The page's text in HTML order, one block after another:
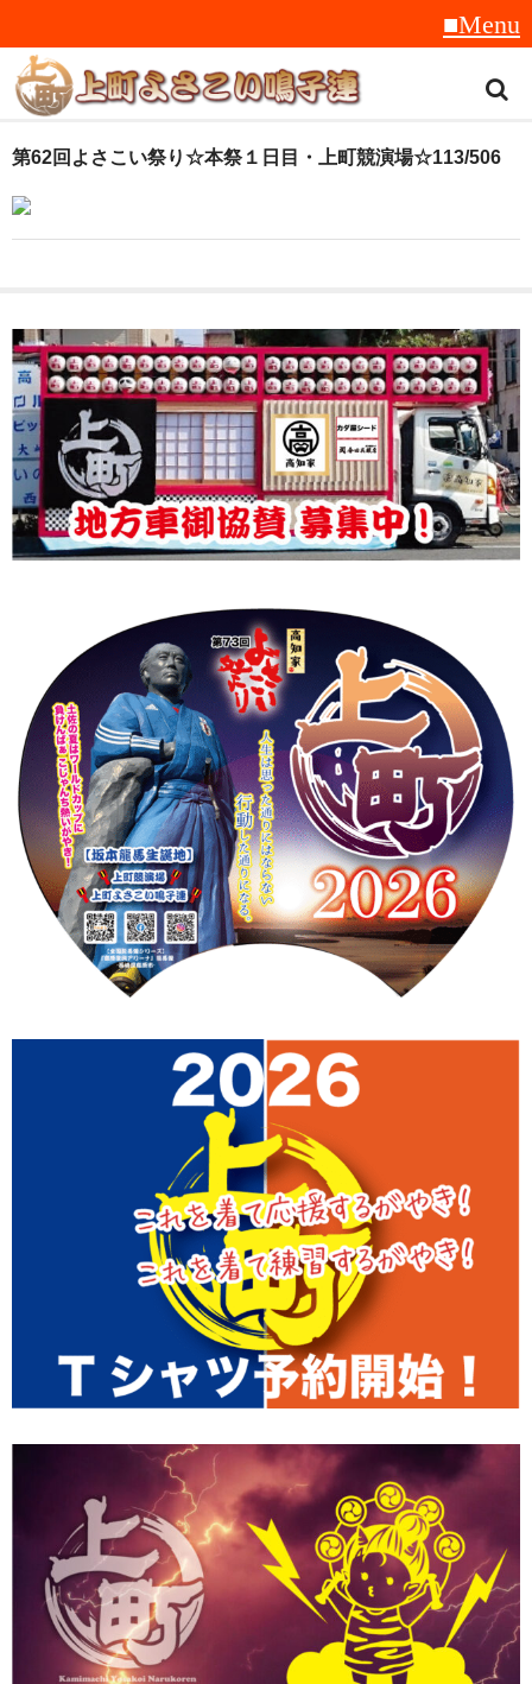
トップ
スタッフ紹介
音楽
衣装
地方車
グッズ
上町Tシャツ
振付
その他
壁紙
お問合せ
スタッフブログ
第62回よさこい祭り☆本祭１日目・上町競演場☆113/506